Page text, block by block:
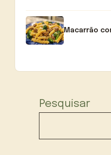
Macarrão
Pesquisar